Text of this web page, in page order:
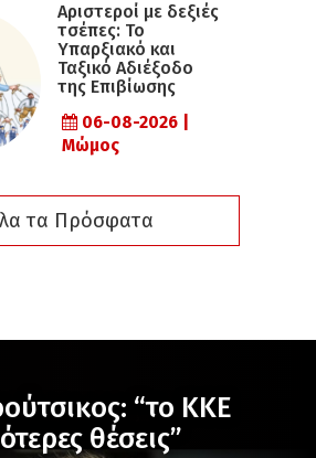
Αριστεροί με δεξιές
τσέπες: Το
Υπαρξιακό και
Ταξικό Αδιέξοδο
της Επιβίωσης
06-08-2026 |
Μώμος
τα Πρόσφατα
“το ΚΚΕ
θέσεις”